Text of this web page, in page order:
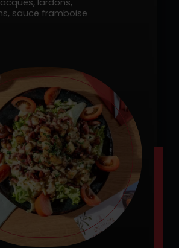
lardons,
sauce framboise